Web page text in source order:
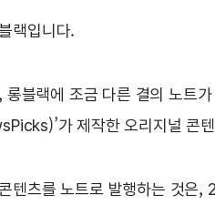
랙입니다.
블랙에 조금 다른 결의 노트
가 제작한 오리지널 콘
텐츠를 노트로 발행하는 것은